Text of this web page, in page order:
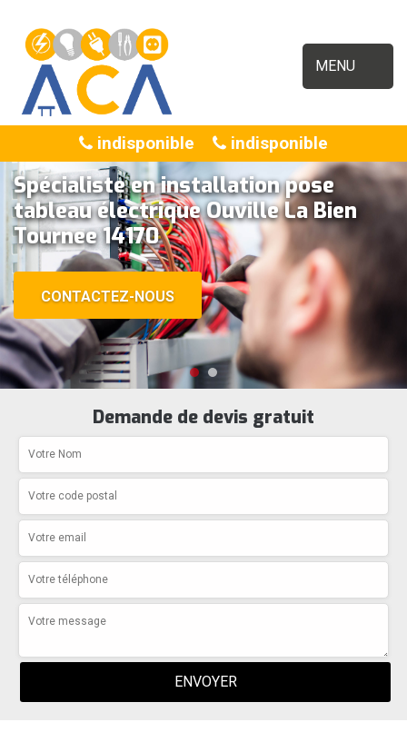
MENU
indisponible indisponible
Spécialiste en installation pose
tableau électrique Ouville La Bien
Tournee 14170
CONTACTEZ-NOUS
Demande de devis gratuit